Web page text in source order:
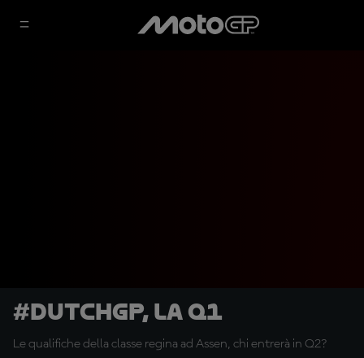
#DutchGP, la Q1
Le qualifiche della classe regina ad Assen, chi entrerà in Q2?